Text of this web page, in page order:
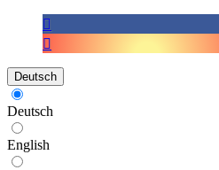
Deutsch
Deutsch
English